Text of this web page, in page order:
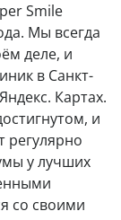
Smile
Мы всегда
деле, и
в Санкт-
Картах.
и
у лучших
со своими